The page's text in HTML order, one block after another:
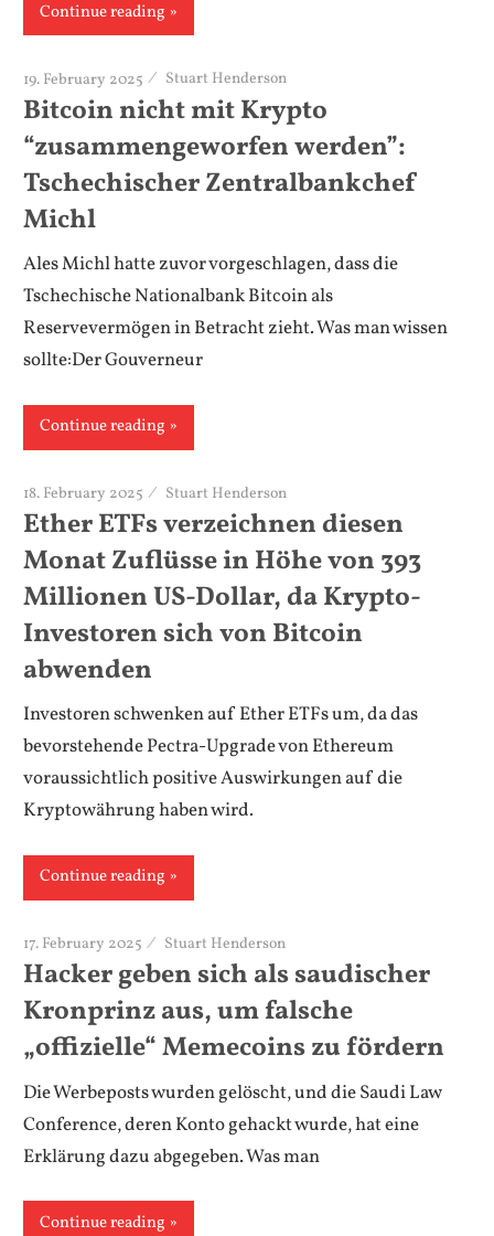
Continue reading
19. February 2025 Stuart Henderson
Bitcoin nicht mit Krypto
“zusammengeworfen werden”:
Tschechischer Zentralbankchef
Michl
Ales Michl hatte zuvor vorgeschlagen, dass die
Tschechische Nationalbank Bitcoin als
Reservevermögen in Betracht zieht. Was man wissen
sollte:Der Gouverneur
Continue reading
18. February 2025 Stuart Henderson
Ether ETFs verzeichnen diesen
Monat Zuflüsse in Höhe von 393
Millionen US-Dollar, da Krypto-
Investoren sich von Bitcoin
abwenden
Investoren schwenken auf Ether ETFs um, da das
bevorstehende Pectra-Upgrade von Ethereum
voraussichtlich positive Auswirkungen auf die
Kryptowährung haben wird.
Continue reading
17. February 2025 Stuart Henderson
Hacker geben sich als saudischer
Kronprinz aus, um falsche
„offizielle“ Memecoins zu fördern
Die Werbeposts wurden gelöscht, und die Saudi Law
Conference, deren Konto gehackt wurde, hat eine
Erklärung dazu abgegeben. Was man
Continue reading